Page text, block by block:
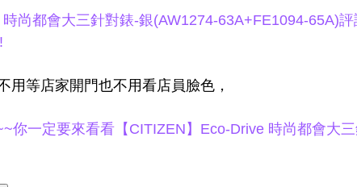
尚都會大三針對錶-銀(AW1274-63A+FE1094-65A)
用等店家開門也不用看店員臉色，
你一定要來看看【CITIZEN】Eco-Drive 時尚都會大